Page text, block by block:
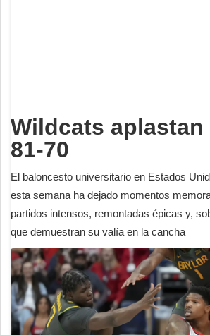
Wildcats aplastan
81-70
El baloncesto universitario en Estados
esta semana ha dejado momentos
partidos intensos, remontadas épicas y,
que demuestran su valía en la cancha